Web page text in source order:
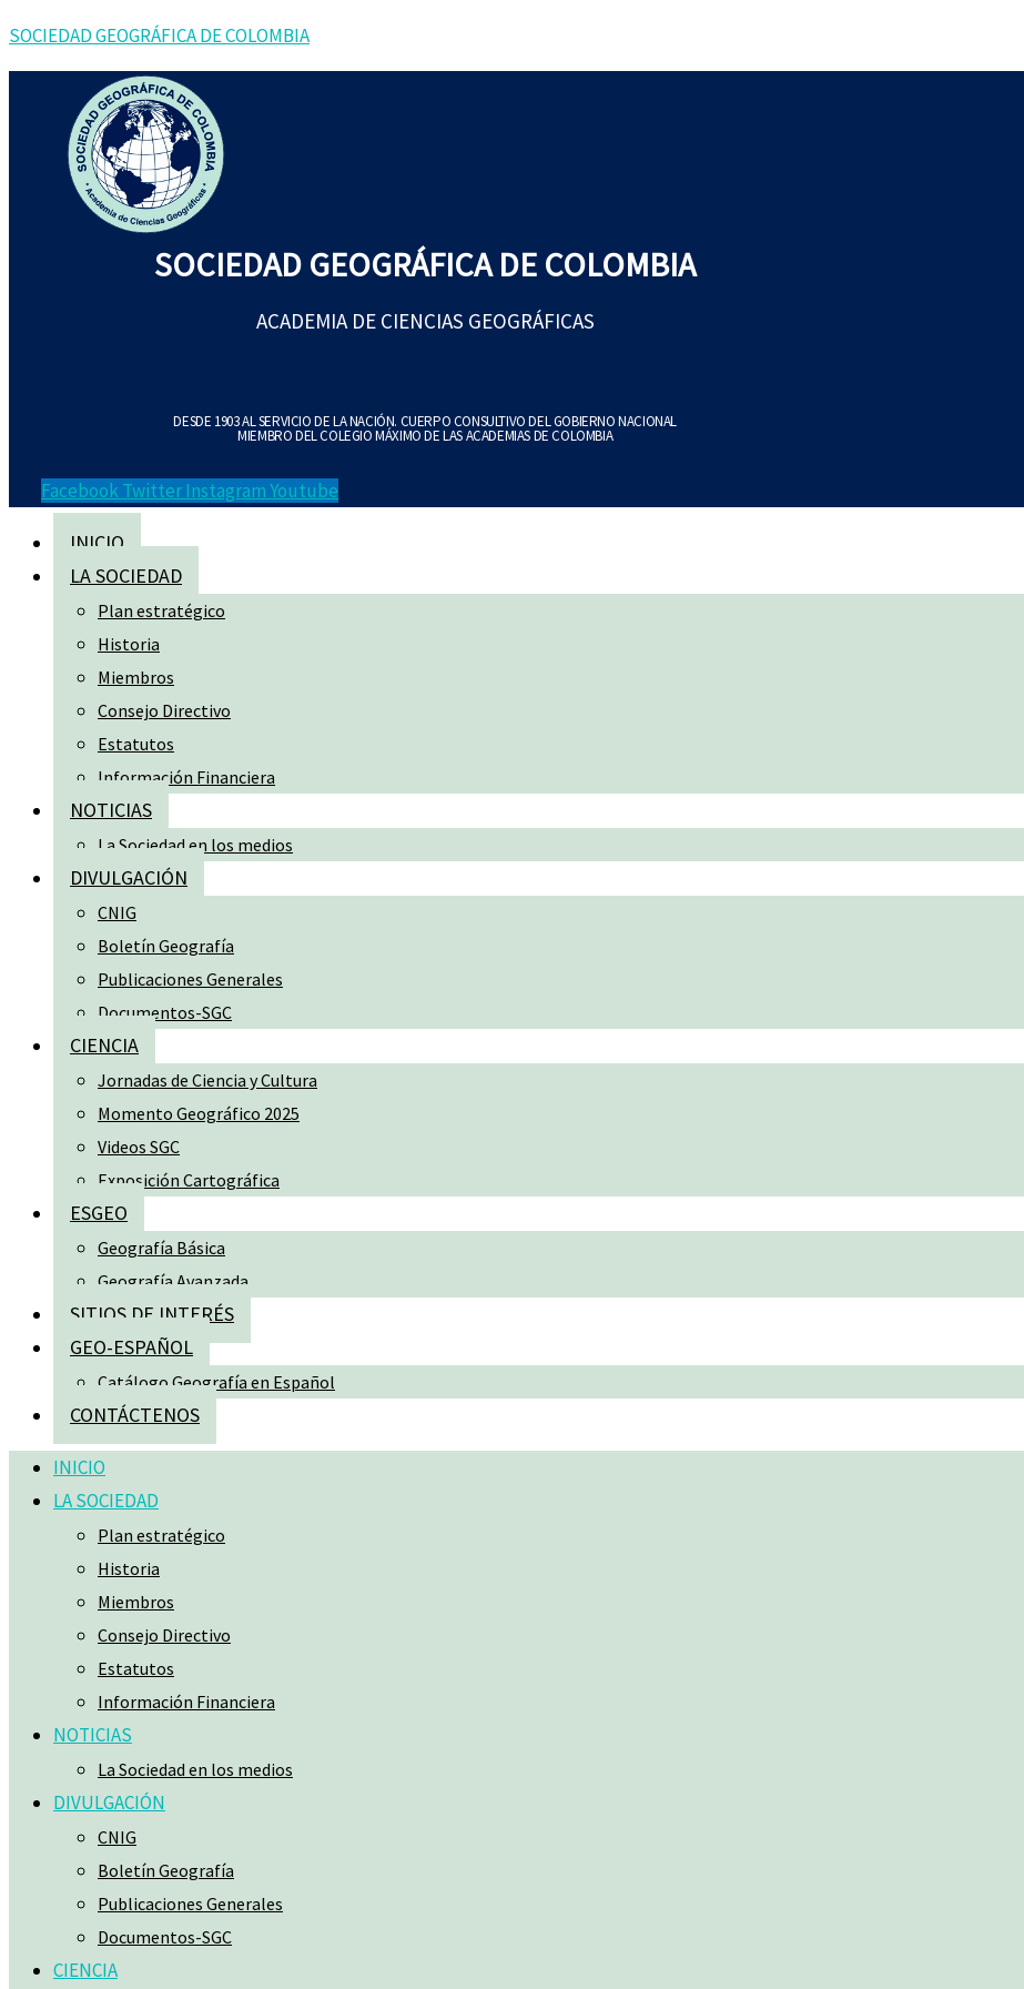
al
SOCIEDAD GEOGRÁFICA DE COLOMBIA
SOCIEDAD GEOGRÁFICA DE COLOMBIA
ACADEMIA DE CIENCIAS GEOGRÁFICAS
DESDE 1903 AL SERVICIO DE LA NACIÓN. CUERPO CONSULTIVO DEL GOBIERNO NACIONAL
MIEMBRO DEL COLEGIO MÁXIMO DE LAS ACADEMIAS DE COLOMBIA
Facebook Twitter InstagramYoutube
INICIO
LA SOCIEDAD
Plan estratégico
Historia
Miembros
Consejo Directivo
Estatutos
Información Financiera
NOTICIAS
La Sociedad en los medios
DIVULGACIÓN
CNIG
Boletín Geografía
Publicaciones Generales
Documentos-SGC
CIENCIA
Jornadas de Ciencia y Cultura
Momento Geográfico 2025
Videos SGC
Exposición Cartográfica
ESGEO
Geografía Básica
Geografía Avanzada
SITIOS DE INTERÉS
GEO-ESPAÑOL
Catálogo Geografía en Español
CONTÁCTENOS
INICIO
LA SOCIEDAD
Plan estratégico
Historia
Miembros
Consejo Directivo
Estatutos
Información Financiera
NOTICIAS
La Sociedad en los medios
DIVULGACIÓN
CNIG
Boletín Geografía
Publicaciones Generales
Documentos-SGC
CIENCIA
Sede
Academia
Colombiana